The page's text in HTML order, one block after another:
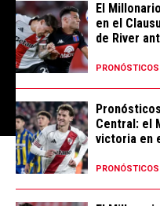
El
en el
de River
PRONÓSTICOS
Central: el
victoria en
PRONÓSTICOS